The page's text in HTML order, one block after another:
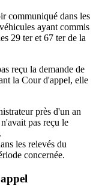
communiqué dans les
ayant commis
29 ter et 67 ter de la
reçu la demande de
la Cour d'appel, elle
près d'un an
pas reçu le
les relevés du
concernée.